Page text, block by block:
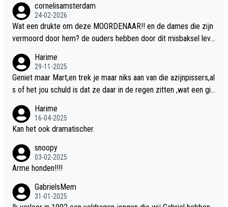
cornelisamsterdam
24-02-2026
Wat een drukte om deze MOORDENAAR!! en de dames die zijn
vermoord door hem? de ouders hebben door dit misbaksel leve
t!!
Harime
29-11-2025
Geniet maar Mart,en trek je maar niks aan van die azijnpissers,al
s of het jou schuld is dat ze daar in de regen zitten ,wat een gill
Harime
16-04-2025
Kan het ook dramatischer.
snoopy
03-02-2025
Arme honden!!!!
GabrielsMem
31-01-2025